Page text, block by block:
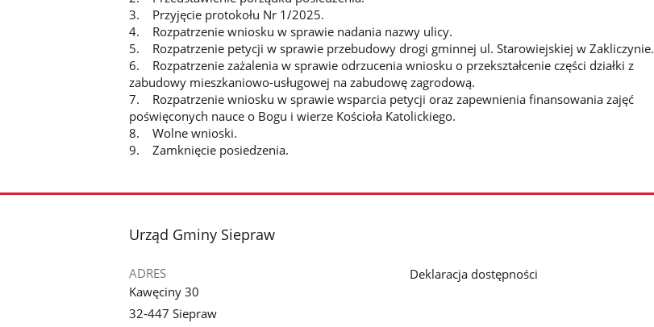
3. Przyjęcie protokołu Nr 1/2025.
4. Rozpatrzenie wniosku w sprawie nadania nazwy ulicy.
5. Rozpatrzenie petycji w sprawie przebudowy drogi gminnej ul. Starowiejskiej w Zakliczynie.
6. Rozpatrzenie zażalenia w sprawie odrzucenia wniosku o przekształcenie części działki z
zabudowy mieszkaniowo-usługowej na zabudowę zagrodową.
7. Rozpatrzenie wniosku w sprawie wsparcia petycji oraz zapewnienia finansowania zajęć
poświęconych nauce o Bogu i wierze Kościoła Katolickiego.
8. Wolne wnioski.
9. Zamknięcie posiedzenia.
stopka
Urząd Gminy Siepraw
ADRES
Kawęciny 30
32-447 Siepraw
Deklaracja dostępności